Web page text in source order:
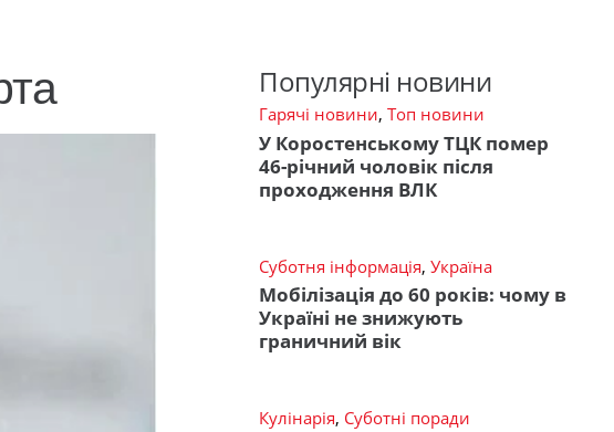
Популярні новини
Гарячі новини, Топ новини
У Коростенському ТЦК помер
46-річний чоловік після
проходження ВЛК
Суботня інформація, Україна
Мобілізація до 60 років: чому в
Україні не знижують
граничний вік
Кулінарія, Суботні поради